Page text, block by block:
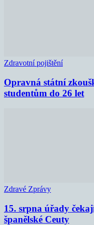
Zdravotní pojištění
Opravná státní
studentům do 26 let
Zdravé Zprávy
15. srpna úřady
španělské Ceuty